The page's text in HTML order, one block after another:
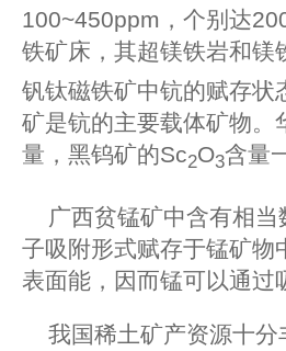
100~450ppm，个别达
铁矿床，其超镁铁岩和镁
钒钛磁铁矿中钪的赋存状
矿是钪的主要载体矿物。
量，黑钨矿的Sc2O3含量
广西贫锰矿中含有相当
子吸附形式赋存于锰矿物
表面能，因而锰可以通过
我国稀土矿产资源十分